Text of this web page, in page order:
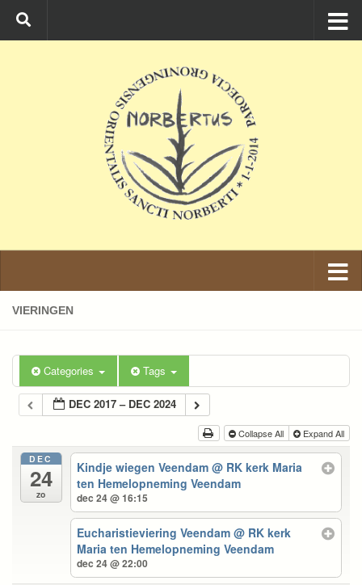
Ga naar de inhoud
VIERINGEN
Categories Tags
DEC 2017 – DEC 2024
Collapse All Expand All
DEC
24
zo
Kindje wiegen Veendam@ RK kerk Maria
ten Hemelopneming Veendam
dec 24 @ 16:15
Eucharistieviering Veendam@ RK kerk
Maria ten Hemelopneming Veendam
dec 24 @ 22:00